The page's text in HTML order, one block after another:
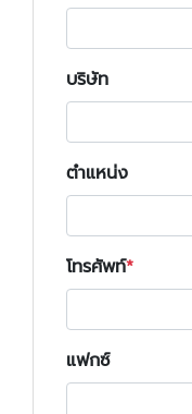
บริษัท
ตำแหน่ง
โทรศัพท์
แฟกซ์